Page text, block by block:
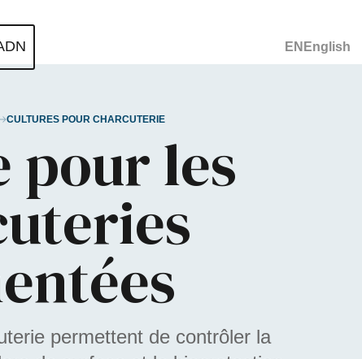
English
CULTURES POUR CHARCUTERIE
pour les
permettent de contrôler la